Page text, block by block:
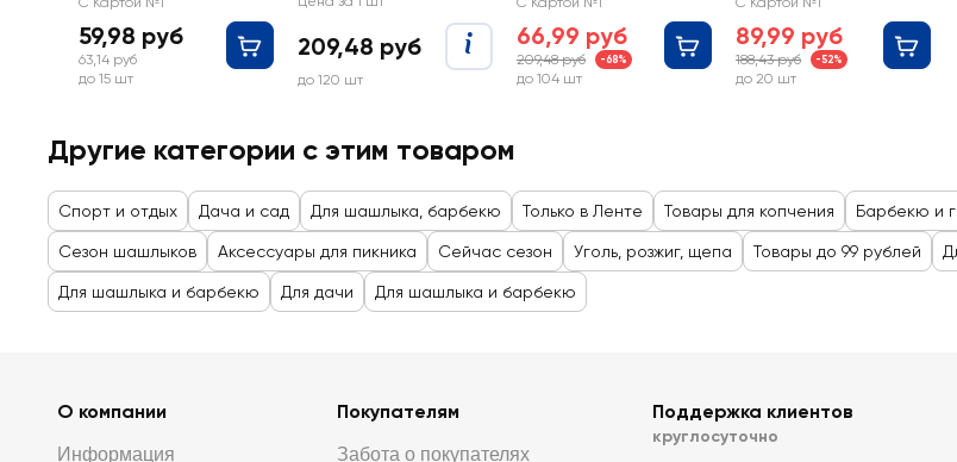
59,98 руб
63,14 руб
до 15 шт
209,48 руб
до 120 шт
66,99 руб
209,48 руб -68%
до 104 шт
89,99 руб
188,43 руб -52%
до 20 шт
Другие категории с этим товаром
Спорт и отдых Дача и сад Для шашлыка, барбекю Только в Ленте Товары для копчения Барбекю и
Сезон шашлыков Аксессуары для пикника Сейчас сезон Уголь, розжиг, щепа Товары до 99 рублей
Для шашлыка и барбекю Для дачи Для шашлыка и барбекю
О компании
Информация
Покупателям
Забота о покупателях
Поддержка клиентов
круглосуточно